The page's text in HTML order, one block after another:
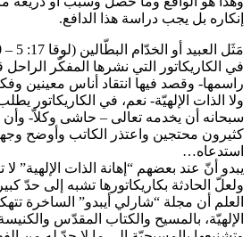
إنكاره بل يجب دراسة هذا الدافع.
مَثَل العبيد أو الخدّام البطّالين (لوقا 17: 5 – 10)
في الكاريكاتور التي نشرها المفكّر الراحل
راسمها- وقصد فيها انتقاد أناس معينين
ولا الذات الإلهيّة- نعم، في الكاريكاتور
سبحانه أن يخدمه تعالى – حاشى وكلاّ-
كثيرون محتجين واعتذر الكاتب وأوضح
استدعاه…
يبدو أنّ عند بعضهم “إهانة الذات الإلهية” لا
ولعلّ الحادثة بكاريكاتورها تشبه إلى حدّ
العلم أن مجلة “شارلي أيبدو” الساخرة
الإلهيّة، بالمسيح والكتاب المقدّس